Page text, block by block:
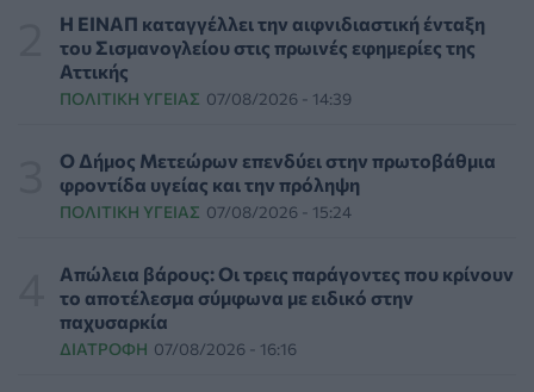
την ενίσχυση της βιοασφάλειας από το ΥΠΑΑΤ
ΕΠΙΚΑΙΡΌΤΗΤΑ 07/08/2026 - 17:42
Συναγερμός στις ΗΠΑ για φονικό μύκητα που αντέχει
ΥΓΕΊΑ 07/08/2026 - 17:17
Πέθανε στα 26 της η influencer Σίντνεϊ Τάουλ που
καρκίνο
ΕΠΙΚΑΙΡΌΤΗΤΑ 07/08/2026 - 16:41
Απώλεια βάρους: Οι τρεις παράγοντες που κρίνουν το
Η ΕΙΝΑΠ καταγγέλλει την αιφνιδιαστική ένταξη
του Σισμανογλείου στις πρωινές εφημερίες της
Αττικής
ΠΟΛΙΤΙΚΉ ΥΓΕΊΑΣ 07/08/2026 - 14:39
Ο Δήμος Μετεώρων επενδύει στην πρωτοβάθμια
φροντίδα υγείας και την πρόληψη
ΠΟΛΙΤΙΚΉ ΥΓΕΊΑΣ 07/08/2026 - 15:24
Απώλεια βάρους: Οι τρεις παράγοντες που κρίνουν
το αποτέλεσμα σύμφωνα με ειδικό στην
παχυσαρκία
ΔΙΑΤΡΟΦΉ 07/08/2026 - 16:16